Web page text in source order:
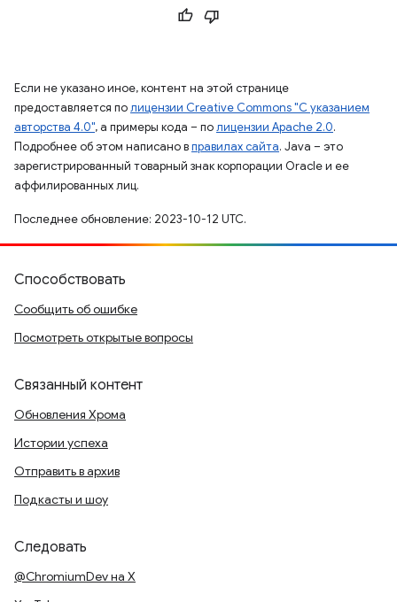
Если не указано иное, контент на этой странице
предоставляется полицензии Creative Commons "С указанием
авторства 4.0", а примеры кода – полицензии Apache 2.0.
Подробнее об этом написано вправилах сайта. Java – это
зарегистрированный товарный знак корпорации Oracle и ее
аффилированных лиц.
Последнее обновление: 2023-10-12 UTC.
Способствовать
Сообщить об ошибке
Посмотреть открытые вопросы
Связанный контент
Обновления Хрома
Истории успеха
Отправить в архив
Подкасты и шоу
Следовать
@ChromiumDev на X